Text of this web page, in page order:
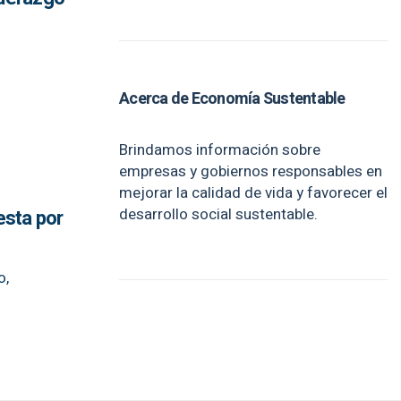
por
Acerca de Economía Sustentable
Brindamos información sobre
empresas y gobiernos responsables en
mejorar la calidad de vida y favorecer el
desarrollo social sustentable.